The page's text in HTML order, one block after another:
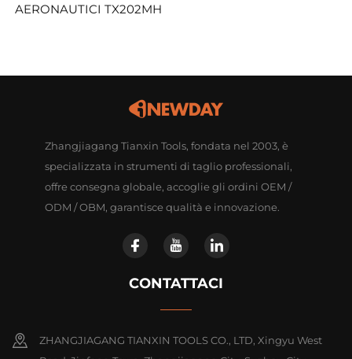
AERONAUTICI TX202MH
Zhangjiagang Tianxin Tools, fondata nel 2003, è
specializzata in strumenti di taglio professionali,
offre consegna globale, accoglie gli ordini OEM /
ODM / OBM, garantisce qualità e innovazione.
CONTATTACI
ZHANGJIAGANG TIANXIN TOOLS CO., LTD, Xingyu West